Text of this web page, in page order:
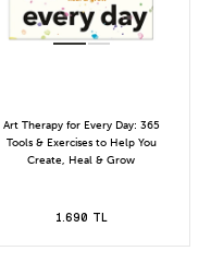
Art Therapy for Every Day: 365
Tools & Exercises to Help You
Create, Heal & Grow
1.690 TL